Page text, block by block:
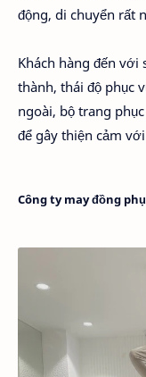
động, di chuyển rất
Khách hàng đến
thành, thái độ phục
ngoài, bộ trang
để gây thiện cảm
Công ty may đồng